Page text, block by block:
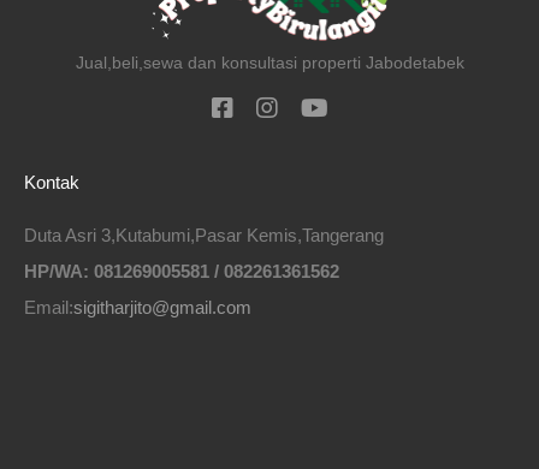
Jual,beli,sewa dan konsultasi properti Jabodetabek
Kontak
Duta Asri 3,Kutabumi,Pasar Kemis,Tangerang
HP/WA: 081269005581 / 082261361562
Email:sigitharjito@gmail.com